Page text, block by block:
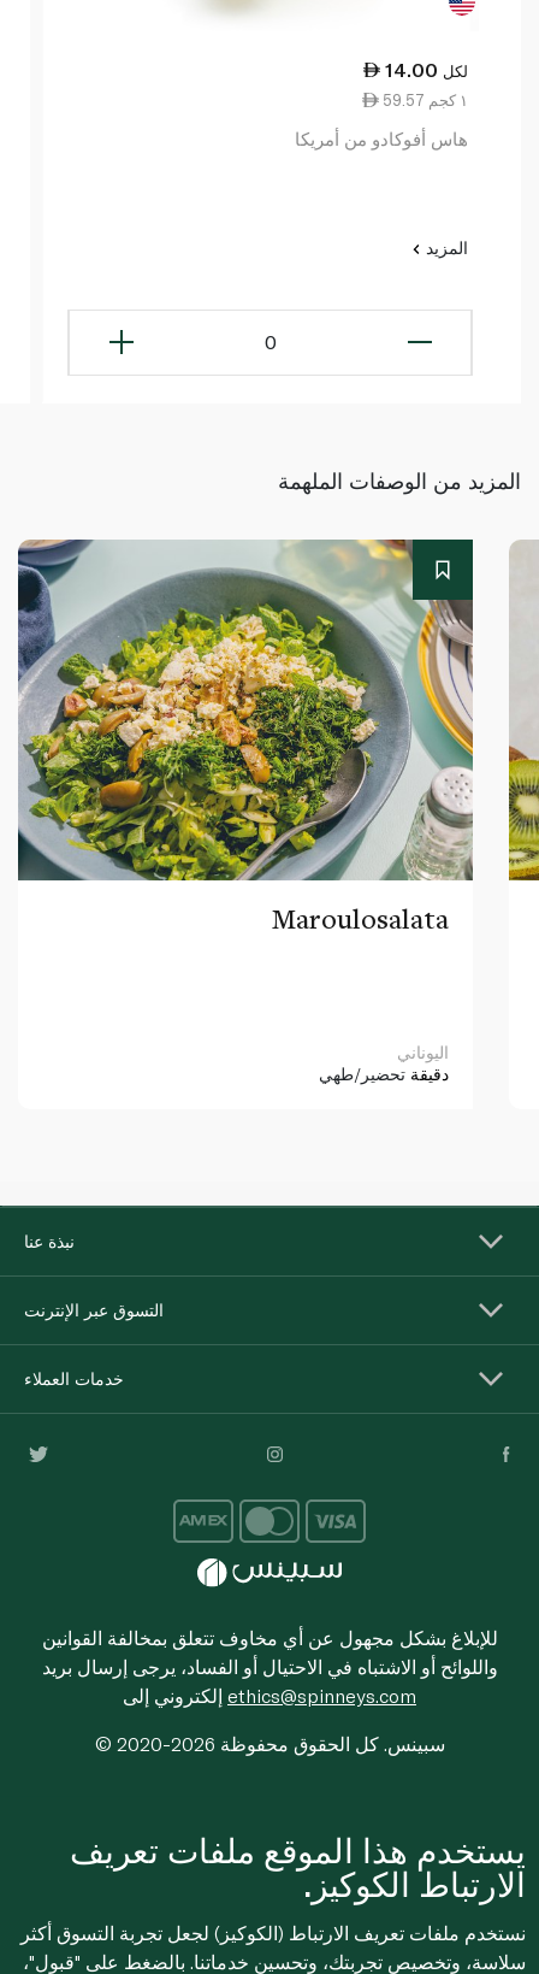
14.00 لكل
59.57 ١ كجم
هاس أفوكادو من أمريكا
المزيد
0
المزيد من الوصفات الملهمة
Maroulosalata
اليوناني
دقيقة تحضير/طهي
نبذة عنا
التسوق عبر الإنترنت
خدمات العملاء
للإبلاغ بشكل مجهول عن أي مخاوف تتعلق بمخالفة القوانين
واللوائح أو الاشتباه في الاحتيال أو الفساد، يرجى إرسال بريد
ethics@spinneys.com
© 2020-2026 سبينس. كل الحقوق محفوظة
يستخدم هذا الموقع ملفات تعريف
الارتباط الكوكيز.
نستخدم ملفات تعريف الارتباط (الكوكيز) لجعل تجربة التسوق أكثر
سلاسة، وتخصيص تجربتك، وتحسين خدماتنا. بالضغط على "قبول"،